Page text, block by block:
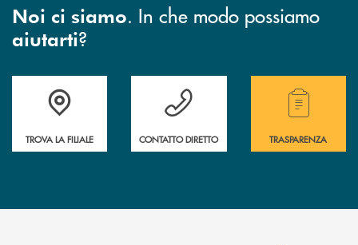
Noi ci siamo. In che modo possiamo
aiutarti?
Accedi all' elenco completo di indirizzo, telefono e mail delle nostre
TROVA LA FILIALE
Hai bisogno di assistenza immediata?
CONTATTO DIRETTO
Hai bisogno di
TRASPARENZA